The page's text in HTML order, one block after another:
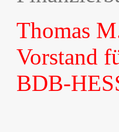
Thomas
Vorstand
BDB-